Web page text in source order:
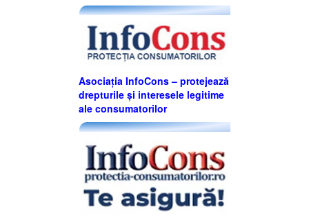
Asociația InfoCons – protejează
drepturile și interesele legitime
ale consumatorilor